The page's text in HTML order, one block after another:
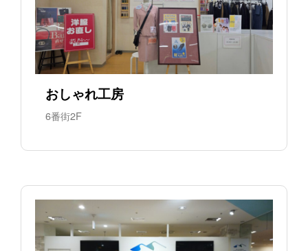
おしゃれ工房
6番街2F